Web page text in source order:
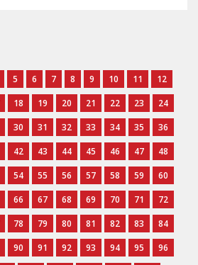
5 6 7 8 9 10 11
12
18 19 20 21 22 23
24
30 31 32 33 34 35
36
42 43 44 45 46 47
48
54 55 56 57 58 59
60
66 67 68 69 70 71
72
78 79 80 81 82 83
84
90 91 92 93 94 95
96